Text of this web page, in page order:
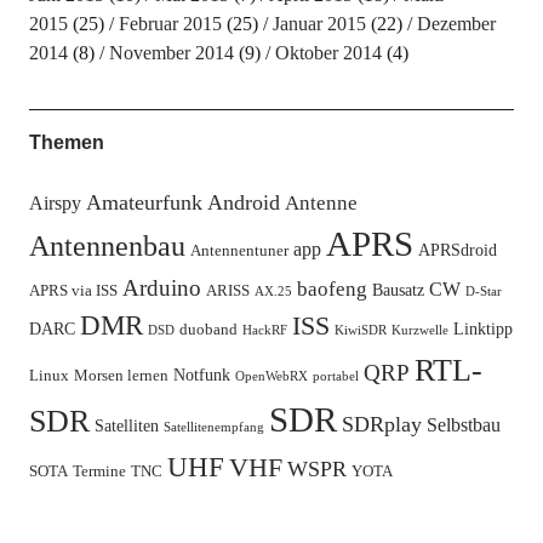
2015(25) Februar 2015(25) Januar 2015(22)
Dezember
2014(8) November 2014(9) Oktober 2014(4)
Themen
Airspy Amateurfunk Android Antenne
Antennenbau Antennentuner app APRS APRSdroid
APRS via ISS Arduino ARISS AX.25 baofeng Bausatz CW D-Star
DARC DMR DSD duoband HackRF ISS KiwiSDR Kurzwelle Linktipp
Linux Morsen lernen Notfunk OpenWebRX portabel QRP RTL-
SDR Satelliten Satellitenempfang SDR SDRplay Selbstbau
SOTA Termine TNC UHF VHF WSPR YOTA